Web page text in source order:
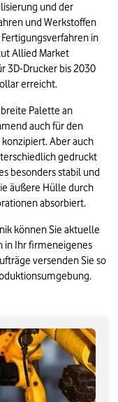
und der
und Werkstoffen
in
Allied Market
3D-Drucker bis 2030
erreicht.
Palette an
auch für den
Aber auch
gedruckt
besonders stabil und
äußere Hülle durch
absorbiert.
können Sie aktuelle
in Ihr firmeneigenes
versenden Sie so